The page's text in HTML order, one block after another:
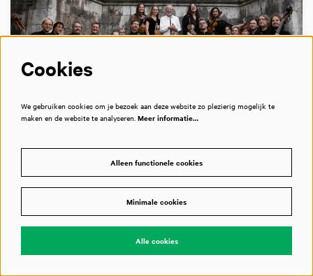
Baltische pracht
Kremerata Baltica, Midori + Gidon Kremer
DO 20 MEI 202720:15
Twee vioollegendes in nieuw dubbelconcert
Cookies
We gebruiken cookies om je bezoek aan deze website zo plezierig mogelijk te
maken en de website te analyseren. Meer informatie…
Alleen functionele cookies
Minimale cookies
Alle cookies